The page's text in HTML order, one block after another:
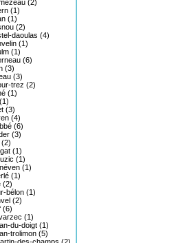
(2)
(1)
(1)
(2)
daoulas (4)
(1)
(1)
(6)
(3)
(3)
trez (2)
(1)
(3)
(4)
(6)
(3)
(2)
(1)
(1)
(1)
(1)
(2)
bélon (1)
(2)
(6)
(1)
du-doigt (1)
trolimon (5)